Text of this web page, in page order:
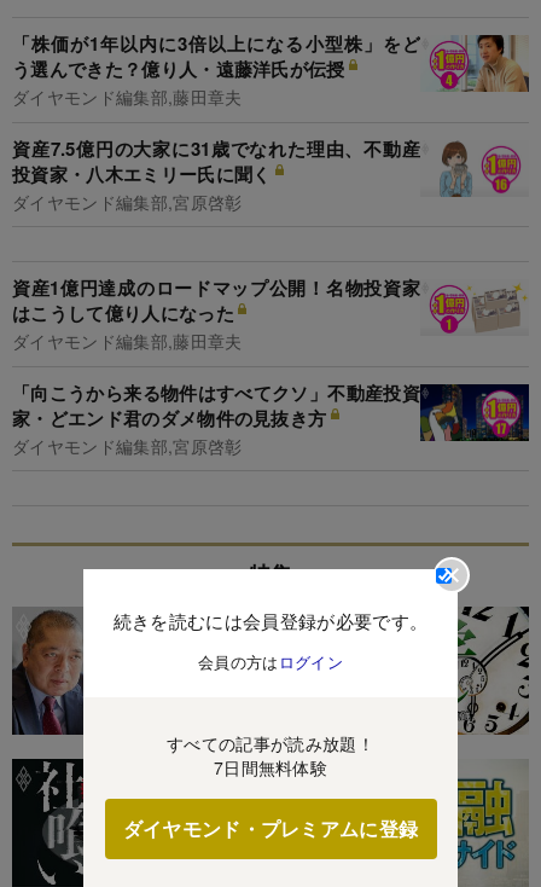
続きを読むには会員登録が必要です。
会員の方は ログイン
すべての記事が読み放題！
7日間無料体験
ダイヤモンド・プレミアムに登録
「株価が1年以内に3倍以上になる小型株」をど
う選んできた？億り人・遠藤洋氏が伝授
ダイヤモンド編集部,藤田章夫
資産7.5億円の大家に31歳でなれた理由、不動産
投資家・八木エミリー氏に聞く
ダイヤモンド編集部,宮原啓彰
資産1億円達成のロードマップ公開！名物投資家
はこうして億り人になった
ダイヤモンド編集部,藤田章夫
「向こうから来る物件はすべてクソ」不動産投資
家・どエンド君のダメ物件の見抜き方
ダイヤモンド編集部,宮原啓彰
特集